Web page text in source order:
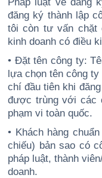
đăng ký thành lập
tôi còn tư vấn chặt
kinh doanh có điều
• Đặt tên công ty:
lựa chọn tên công
chí đầu tiên khi
được trùng với các
phạm vi toàn quốc.
• Khách hàng
chiếu) bản sao có
pháp luật, thành
doanh.